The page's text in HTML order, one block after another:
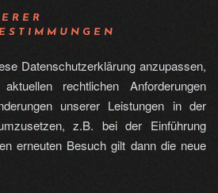
Datenschutzerklärung anzupassen,
rechtlichen Anforderungen
unserer Leistungen in der
z.B. bei der Einführung
erneuten Besuch gilt dann die neue